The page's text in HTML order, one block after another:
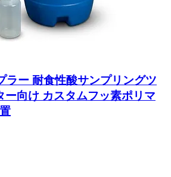
ラー 耐食性酸サンプリングツ
ー向け カスタムフッ素ポリマ